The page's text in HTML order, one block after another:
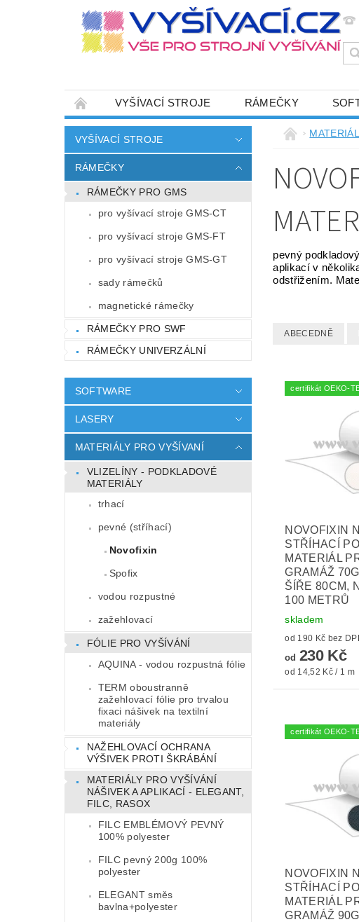
VYŠÍVACÍ STROJE RÁMEČKY
JEHLY SADY NITÍ A STARTOVACÍ SETY PRO
HOT-FIX APLIKACE ZAKÁZKOVÁ VÝROBA,
CENÍK DOPRAVY (NÁKLADŮ EXPEDICE) PLATNÝ OD
ZÁSADY OCHRANY OSOBNÍCH ÚDAJŮ
VYŠÍVACÍ STROJE
RÁMEČKY
RÁMEČKY PRO GMS
pro vyšívací stroje GMS-CT
pro vyšívací stroje GMS-FT
pro vyšívací stroje GMS-GT
sady rámečků
magnetické rámečky
RÁMEČKY PRO SWF
RÁMEČKY UNIVERZÁLNÍ
SOFTWARE
LASERY
MATERIÁLY PRO VYŠÍVANÍ
VLIZELÍNY - PODKLADOVÉ
MATERIÁLY
trhací
pevné (stříhací)
Novofixin
Spofix
vodou rozpustné
zažehlovací
FÓLIE PRO VYŠÍVÁNÍ
AQUINA - vodou rozpustná fólie
TERM oboustranně
zažehlovací fólie pro trvalou
fixaci nášivek na textilní
materiály
NAŽEHLOVACÍ OCHRANA
VÝŠIVEK PROTI ŠKRÁBÁNÍ
MATERIÁLY PRO VYŠÍVÁNÍ
NÁŠIVEK A APLIKACÍ - ELEGANT,
FILC, RASOX
FILC EMBLÉMOVÝ PEVNÝ
100% polyester
FILC pevný 200g 100%
polyester
ELEGANT směs
bavlna+polyester
pevný
aplikací v
odstřižením.
ABECEDNĚ
certifikát OEKO-
NOVOFIXIN
STŘÍHACÍ
MATERIÁL
GRAMÁŽ
ŠÍŘE 80CM,
100 METRŮ
skladem
od 190 Kč bez
od 230 Kč
od 14,52 Kč / 1 m
certifikát OEKO-
NOVOFIXIN
STŘÍHACÍ
MATERIÁL
GRAMÁŽ